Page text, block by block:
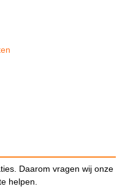
Daarom vragen wij onze
helpen.